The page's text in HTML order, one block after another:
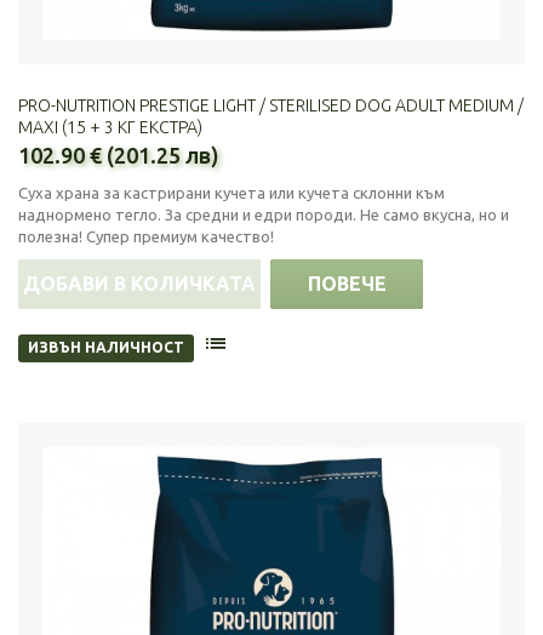
PRO-NUTRITION PRESTIGE LIGHT / STERILISED DOG ADULT MEDIUM /
MAXI (15 + 3 КГ ЕКСТРА)
102.90 € (201.25 лв)
Суха храна за кастрирани кучета или кучета склонни към
наднормено тегло. За средни и едри породи. Не само вкусна, но и
полезна! Супер премиум качество!
ДОБАВИ В КОЛИЧКАТА ПОВЕЧЕ
ИЗВЪН НАЛИЧНОСТ